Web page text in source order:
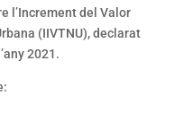
l’Increment del Valor
(IIVTNU), declarat
2021.